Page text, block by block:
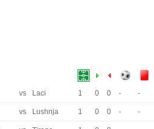
vs Laci 1 0 0 - -
vs Lushnja 1 0 0 - -